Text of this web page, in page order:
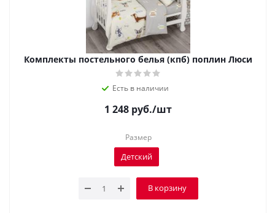
Комплекты постельного белья (кпб) поплин Люси
Есть в наличии
1 248 руб./шт
Размер
Детский
В корзину